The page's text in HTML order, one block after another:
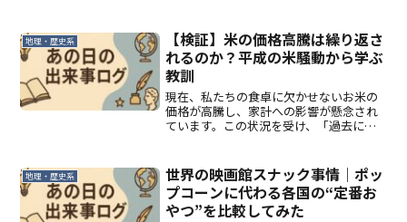
地理・歴史系
【検証】米の価格高騰は繰り返さ
れるのか？平成の米騒動から学ぶ
教訓
現在、私たちの食卓に欠かせないお米の
価格が高騰し、家計への影響が懸念され
ています。この状況を受け、「過去にも
か。今回は、過去の米価高騰の事例、特
に記憶に新しい「平成の米騒...
地理・歴史系
世界の映画館スナック事情｜ポッ
プコーンに代わる各国の“定番お
やつ”を比較してみた